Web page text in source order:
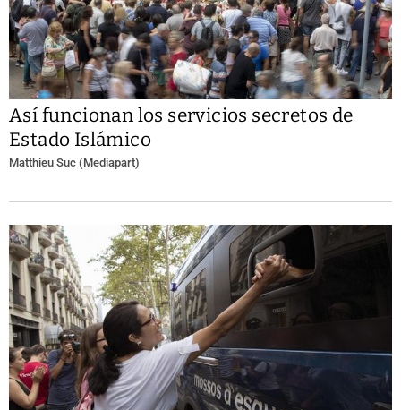
Así funcionan los servicios secretos de
Estado Islámico
Matthieu Suc (Mediapart)